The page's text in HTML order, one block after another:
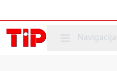
Mobile menu
Navigacija